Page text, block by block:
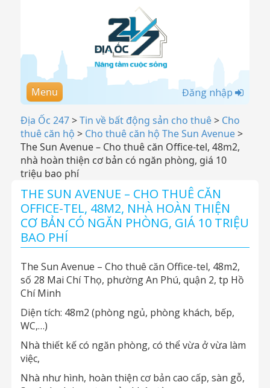
Menu Đăng nhập
Địa Ốc 247>Tin về bất động sản cho thuê> Cho
thuê căn hộ > Cho thuê căn hộ The Sun Avenue>
The Sun Avenue – Cho thuê căn Office-tel, 48m2,
nhà hoàn thiện cơ bản có ngăn phòng, giá 10
triệu bao phí
THE SUN AVENUE – CHO THUÊ CĂN
OFFICE-TEL, 48M2, NHÀ HOÀN THIỆN
CƠ BẢN CÓ NGĂN PHÒNG, GIÁ 10 TRIỆU
BAO PHÍ
The Sun Avenue – Cho thuê căn Office-tel, 48m2,
số 28 Mai Chí Thọ, phường An Phú, quận 2, tp Hồ
Chí Minh
Diện tích: 48m2 (phòng ngủ, phòng khách, bếp,
WC,…)
Nhà thiết kế có ngăn phòng, có thể vừa ở vừa làm
việc,
Nhà như hình, hoàn thiện cơ bản cao cấp, sàn gỗ,